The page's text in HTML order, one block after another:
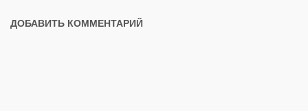
ДОБАВИТЬ КОММЕНТАРИЙ